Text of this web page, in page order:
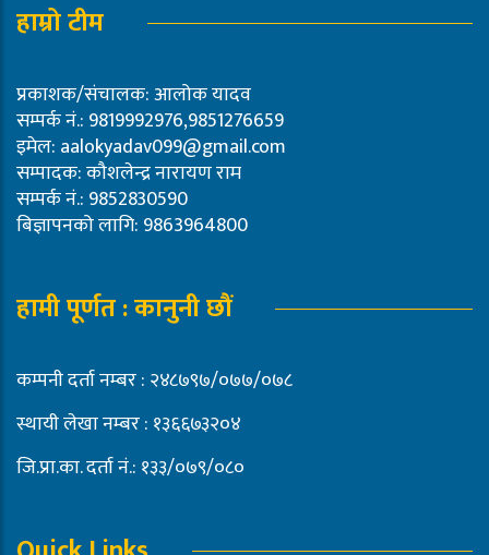
हाम्रो टीम
प्रकाशक/संचालक: आलोक यादव
सम्पर्क नं.: 9819992976,9851276659
इमेल: aalokyadav099@gmail.com
सम्पादक: कौशलेन्द्र नारायण राम
सम्पर्क नं.: 9852830590
बिज्ञापनको लागि: 9863964800
हामी पूर्णत : कानुनी छौं
कम्पनी दर्ता नम्बर : २४८७९७/०७७/०७८
स्थायी लेखा नम्बर : १३६६७३२०४
जि.प्रा.का. दर्ता नं.: १३३/०७९/०८०